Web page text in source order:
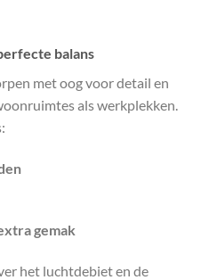
balans
met oog voor detail en
als werkplekken.
gemak
het luchtdebiet en de